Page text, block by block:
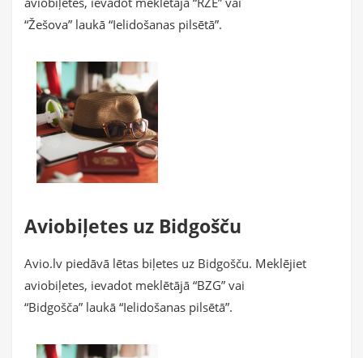
“Žešova” laukā “Ielidošanas pilsētā”.
Aviobiļetes uz Bidgošču
Avio.lv piedāvā lētas biļetes uz Bidgošču. Meklējiet
aviobiļetes, ievadot meklētājā “BZG” vai
“Bidgošča” laukā “Ielidošanas pilsētā”.